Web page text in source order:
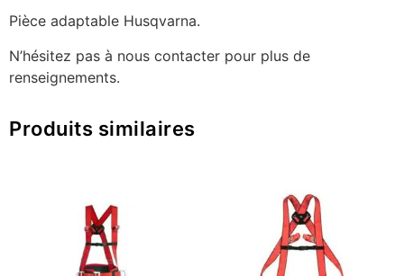
Pièce adaptable Husqvarna.
N’hésitez pas à nous contacter pour plus de
renseignements.
Produits similaires